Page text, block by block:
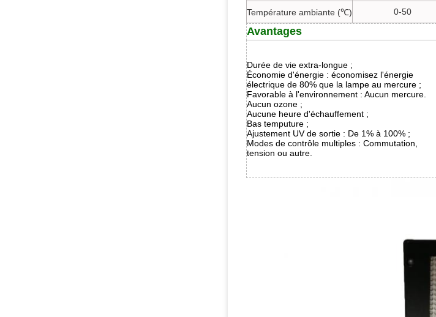
Température ambiante (℃) 0-50
Avantages
Durée de vie extra-longue ;
Économie d'énergie : économisez l'énergie
électrique de 80% que la lampe au mercure ;
Favorable à l'environnement : Aucun mercure.
Aucun ozone ;
Aucune heure d'échauffement ;
Bas temputure ;
Ajustement UV de sortie : De 1% à 100% ;
Modes de contrôle multiples : Commutation,
tension ou autre.